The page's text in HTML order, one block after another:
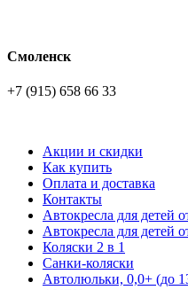
Смоленск
+7 (915) 658 66 33
Акции и скидки
Как купить
Оплата и доставка
Контакты
Автокресла для детей
Автокресла для детей
Коляски 2 в 1
Санки-коляски
Автолюльки, 0,0+ (до